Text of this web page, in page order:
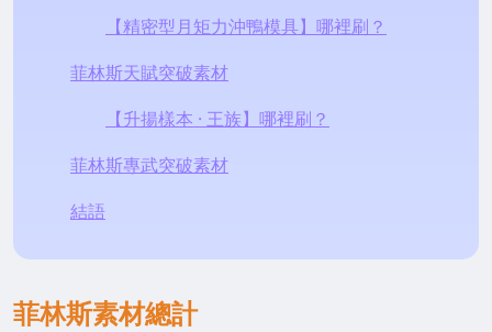
【精密型月矩力沖鴨模具】哪裡刷？
菲林斯天賦突破素材
【升揚樣本 · 王族】哪裡刷？
菲林斯專武突破素材
結語
菲林斯素材總計